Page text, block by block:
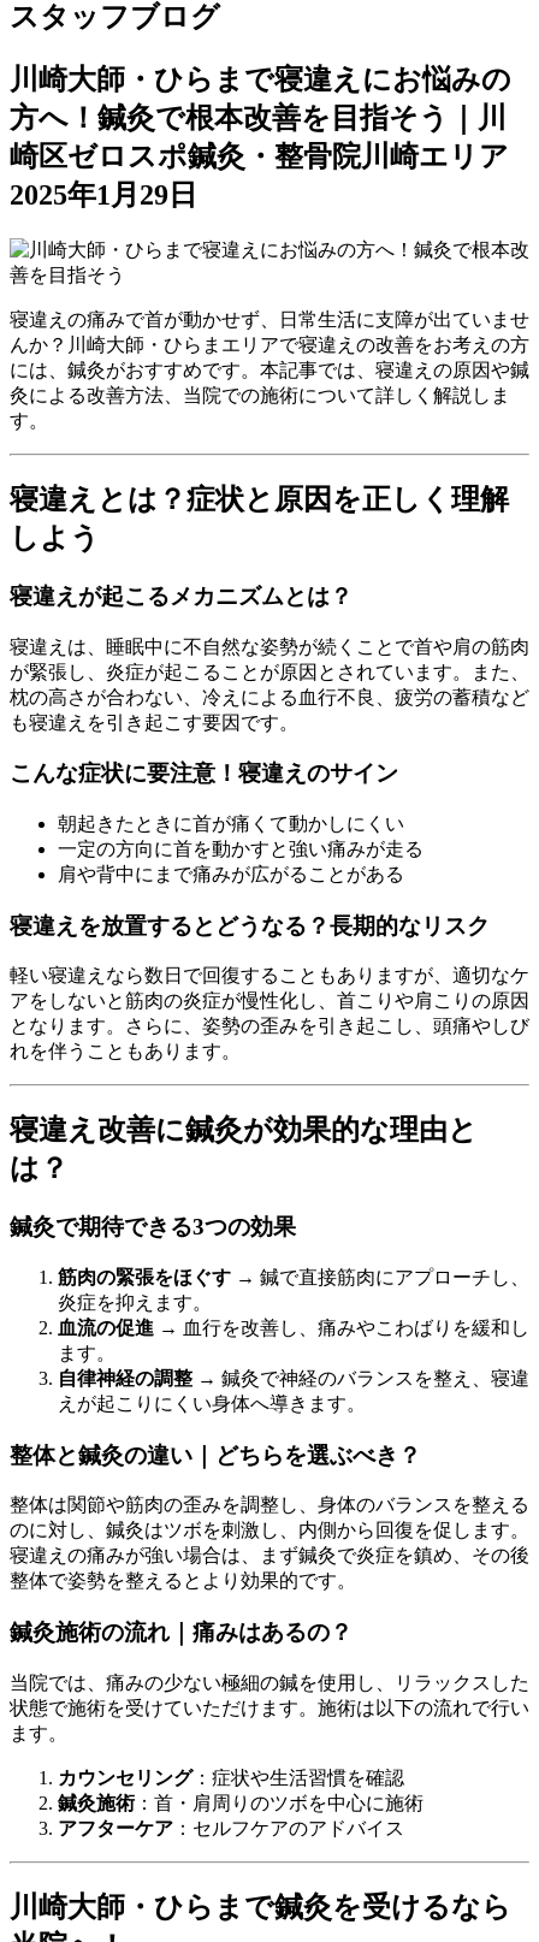
スタッフブログ
川崎大師・ひらまで寝違えにお悩みの
方へ！鍼灸で根本改善を目指そう｜川
崎区ゼロスポ鍼灸・整骨院川崎エリア
2025年1月29日
寝違えの痛みで首が動かせず、日常生活に支障が出ていませ
んか？川崎大師・ひらまエリアで寝違えの改善をお考えの方
には、鍼灸がおすすめです。本記事では、寝違えの原因や鍼
灸による改善方法、当院での施術について詳しく解説しま
す。
寝違えとは？症状と原因を正しく理解
しよう
寝違えが起こるメカニズムとは？
寝違えは、睡眠中に不自然な姿勢が続くことで首や肩の筋肉
が緊張し、炎症が起こることが原因とされています。また、
枕の高さが合わない、冷えによる血行不良、疲労の蓄積など
も寝違えを引き起こす要因です。
こんな症状に要注意！寝違えのサイン
朝起きたときに首が痛くて動かしにくい
一定の方向に首を動かすと強い痛みが走る
肩や背中にまで痛みが広がることがある
寝違えを放置するとどうなる？長期的なリスク
軽い寝違えなら数日で回復することもありますが、適切なケ
アをしないと筋肉の炎症が慢性化し、首こりや肩こりの原因
となります。さらに、姿勢の歪みを引き起こし、頭痛やしび
れを伴うこともあります。
寝違え改善に鍼灸が効果的な理由と
は？
鍼灸で期待できる3つの効果
筋肉の緊張をほぐす → 鍼で直接筋肉にアプローチし、
炎症を抑えます。
血流の促進 → 血行を改善し、痛みやこわばりを緩和し
ます。
自律神経の調整 → 鍼灸で神経のバランスを整え、寝違
えが起こりにくい身体へ導きます。
整体と鍼灸の違い｜どちらを選ぶべき？
整体は関節や筋肉の歪みを調整し、身体のバランスを整える
のに対し、鍼灸はツボを刺激し、内側から回復を促します。
寝違えの痛みが強い場合は、まず鍼灸で炎症を鎮め、その後
整体で姿勢を整えるとより効果的です。
鍼灸施術の流れ｜痛みはあるの？
当院では、痛みの少ない極細の鍼を使用し、リラックスした
状態で施術を受けていただけます。施術は以下の流れで行い
ます。
カウンセリング：症状や生活習慣を確認
鍼灸施術：首・肩周りのツボを中心に施術
アフターケア ：セルフケアのアドバイス
川崎大師・ひらまで鍼灸を受けるなら